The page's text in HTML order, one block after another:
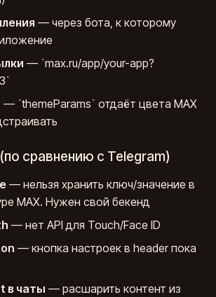
— через бота, к которому
— `max.ru/app/your-app?
— `themeParams` отдаёт цвета MAX
сравнению с Telegram)
— нельзя хранить ключ/значение в
MAX. Нужен свой бекенд
— нет API для Touch/Face ID
— кнопка настроек в header пока
в чаты — расшарить контент из